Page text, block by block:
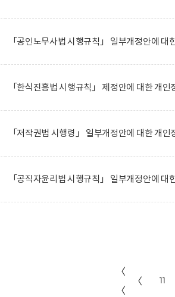
「공인노무사법 시행규칙」 일부개정안에 대
「한식진흥법 시행규칙」 제정안에 대한 개
「저작권법 시행령」 일부개정안에 대한 개
「공직자윤리법 시행규칙」 일부개정안에 대
〈
〈
〈 11